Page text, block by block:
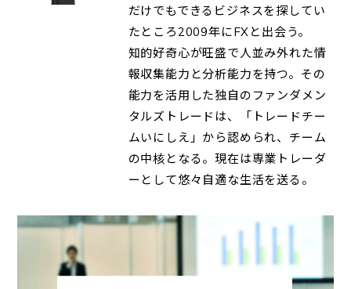
だけでもできるビジネスを探してい
たところ2009年にFXと出会う。
知的好奇心が旺盛で人並み外れた情
報収集能力と分析能力を持つ。その
能力を活用した独自のファンダメン
タルズトレードは、「トレードチー
ムいにしえ」から認められ、チーム
の中核となる。現在は専業トレーダ
ーとして悠々自適な生活を送る。